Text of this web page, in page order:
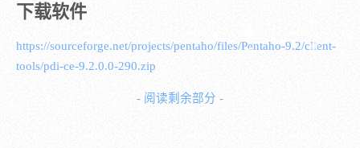
下载软件
https://sourceforge.net/projects/pentaho/files/Pentaho-9.2/client-
tools/pdi-ce-9.2.0.0-290.zip
- 阅读剩余部分 -